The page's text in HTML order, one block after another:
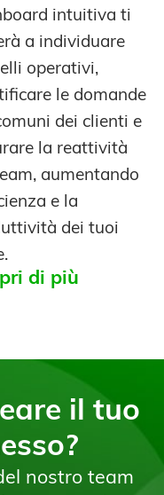
intuitiva ti
a individuare
operativi,
le domande
dei clienti e
la reattività
aumentando
e la
dei tuoi
di più
il tuo
nostro team